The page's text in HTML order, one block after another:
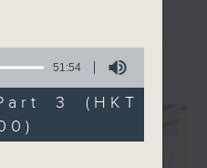
事及訪問、邀請寵物
51:54
3 (HKT